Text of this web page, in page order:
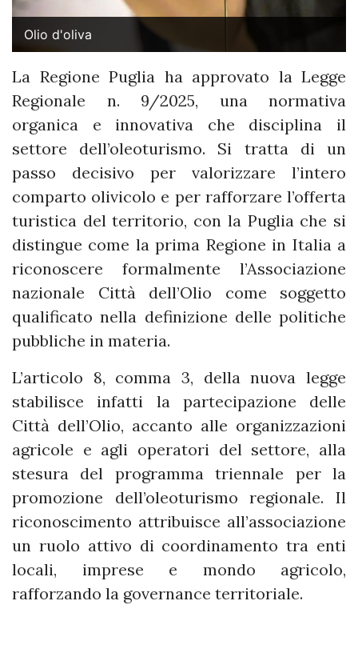
Olio d'oliva
La Regione Puglia ha approvato la Legge
Regionale n. 9/2025, una normativa
organica e innovativa che disciplina il
settore dell’oleoturismo. Si tratta di un
passo decisivo per valorizzare l’intero
comparto olivicolo e per rafforzare l’offerta
turistica del territorio, con la Puglia che si
distingue come la prima Regione in Italia a
riconoscere formalmente l’Associazione
nazionale Città dell’Olio come soggetto
qualificato nella definizione delle politiche
pubbliche in materia.
L’articolo 8, comma 3, della nuova legge
stabilisce infatti la partecipazione delle
Città dell’Olio, accanto alle organizzazioni
agricole e agli operatori del settore, alla
stesura del programma triennale per la
promozione dell’oleoturismo regionale. Il
riconoscimento attribuisce all’associazione
un ruolo attivo di coordinamento tra enti
locali, imprese e mondo agricolo,
rafforzando la governance territoriale.